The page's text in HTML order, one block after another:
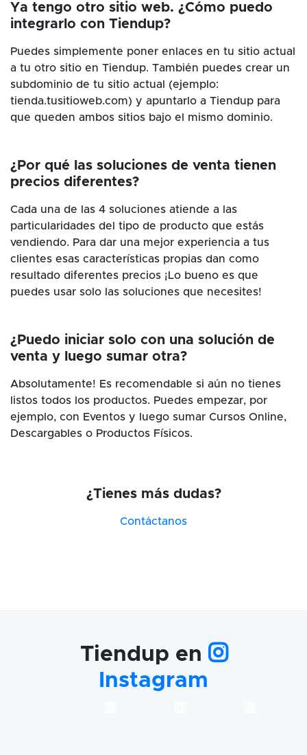
Ya tengo otro sitio web. ¿Cómo puedo
integrarlo con Tiendup?
Puedes simplemente poner enlaces en tu sitio actual
a tu otro sitio en Tiendup. También puedes crear un
subdominio de tu sitio actual (ejemplo:
tienda.tusitioweb.com) y apuntarlo a Tiendup para
que queden ambos sitios bajo el mismo dominio.
¿Por qué las soluciones de venta tienen
precios diferentes?
Cada una de las 4 soluciones atiende a las
particularidades del tipo de producto que estás
vendiendo. Para dar una mejor experiencia a tus
clientes esas características propias dan como
resultado diferentes precios ¡Lo bueno es que
puedes usar solo las soluciones que necesites!
¿Puedo iniciar solo con una solución de
venta y luego sumar otra?
Absolutamente! Es recomendable si aún no tienes
listos todos los productos. Puedes empezar, por
ejemplo, con Eventos y luego sumar Cursos Online,
Descargables o Productos Físicos.
¿Tienes más dudas?
Contáctanos
Tiendup en
Instagram